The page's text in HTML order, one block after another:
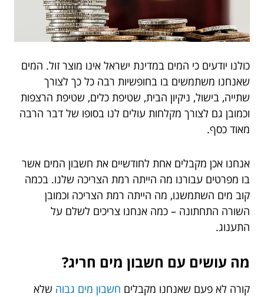
כולנו יודעים כי המים במדינת ישראל אינו מוצר זול. המים
שאנחנו משתמשים בו בחופשיות רבה כל כך לצורך
שתייה, בישול, ניקיון הבית, שטיפת כלים, שטיפת הרצפות
וכמובן גם לצורך מקלחות עולים לנו בסופו של דבר הרבה
מאוד כסף.
אנחנו אכן מקבלים אחת לחודשיים את חשבון המים אשר
בו מפרטים עבורנו מה הייתה רמת הצריכה שלנו. בכמה
קוב מים השתמשנו, מה הייתה רמת הצריכה וכמובן
השורה התחתונה – כמה אנחנו צריכים לשלם על
התענוג.
מה עושים עם חשבון מים חריג?
קורה לא פעם שאנחנו מקבלים חשבון מים גבוה שלא